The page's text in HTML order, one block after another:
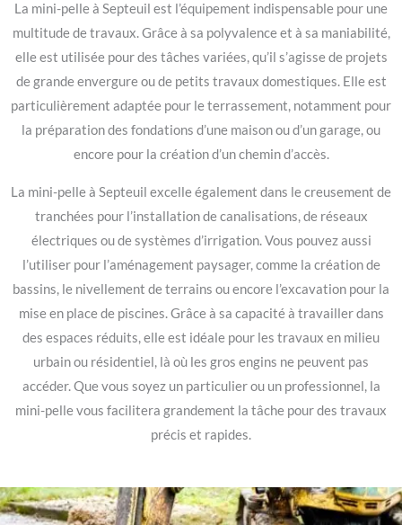
La mini-pelle à Septeuil est l’équipement indispensable pour une
multitude de travaux. Grâce à sa polyvalence et à sa maniabilité,
elle est utilisée pour des tâches variées, qu’il s’agisse de projets
de grande envergure ou de petits travaux domestiques. Elle est
particulièrement adaptée pour le terrassement, notamment pour
la préparation des fondations d’une maison ou d’un garage, ou
encore pour la création d’un chemin d’accès.
La mini-pelle à Septeuil excelle également dans le creusement de
tranchées pour l’installation de canalisations, de réseaux
électriques ou de systèmes d’irrigation. Vous pouvez aussi
l’utiliser pour l’aménagement paysager, comme la création de
bassins, le nivellement de terrains ou encore l’excavation pour la
mise en place de piscines. Grâce à sa capacité à travailler dans
des espaces réduits, elle est idéale pour les travaux en milieu
urbain ou résidentiel, là où les gros engins ne peuvent pas
accéder. Que vous soyez un particulier ou un professionnel, la
mini-pelle vous facilitera grandement la tâche pour des travaux
précis et rapides.